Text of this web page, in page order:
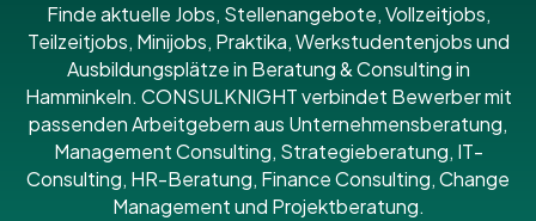
Finde aktuelle Jobs, Stellenangebote, Vollzeitjobs,
Teilzeitjobs, Minijobs, Praktika, Werkstudentenjobs und
Ausbildungsplätze in Beratung & Consulting in
Hamminkeln. CONSULKNIGHT verbindet Bewerber mit
passenden Arbeitgebern aus Unternehmensberatung,
Management Consulting, Strategieberatung, IT-
Consulting, HR-Beratung, Finance Consulting, Change
Management und Projektberatung.